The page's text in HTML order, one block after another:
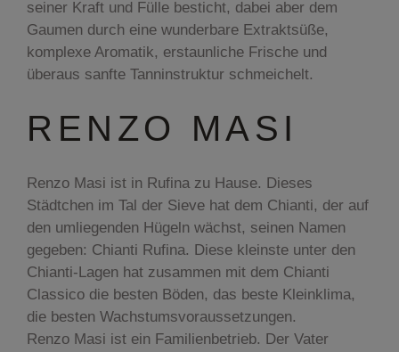
seiner Kraft und Fülle besticht, dabei aber dem
Gaumen durch eine wunderbare Extraktsüße,
komplexe Aromatik, erstaunliche Frische und
überaus sanfte Tanninstruktur schmeichelt.
RENZO MASI
Renzo Masi ist in Rufina zu Hause. Dieses
Städtchen im Tal der Sieve hat dem Chianti, der auf
den umliegenden Hügeln wächst, seinen Namen
gegeben: Chianti Rufina. Diese kleinste unter den
Chianti-Lagen hat zusammen mit dem Chianti
Classico die besten Böden, das beste Kleinklima,
die besten Wachstumsvoraussetzungen.
Renzo Masi ist ein Familienbetrieb. Der Vater